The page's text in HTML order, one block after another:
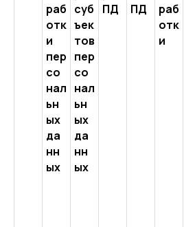
раб
отк
и
пер
со
нал
ьн
ых
да
нн
ых
суб
ъек
тов
пер
со
нал
ьн
ых
да
нн
ых
ПД
ПД
раб
отк
и